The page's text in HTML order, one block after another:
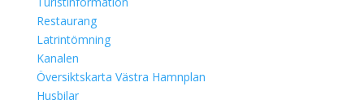
Restaurang
Latrintömning
Kanalen
Översiktskarta Västra Hamnplan
Husbilar